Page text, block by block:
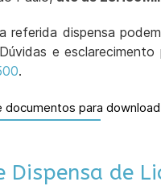
referida dispensa
Dúvidas e
.
documentos para download
Dispensa de